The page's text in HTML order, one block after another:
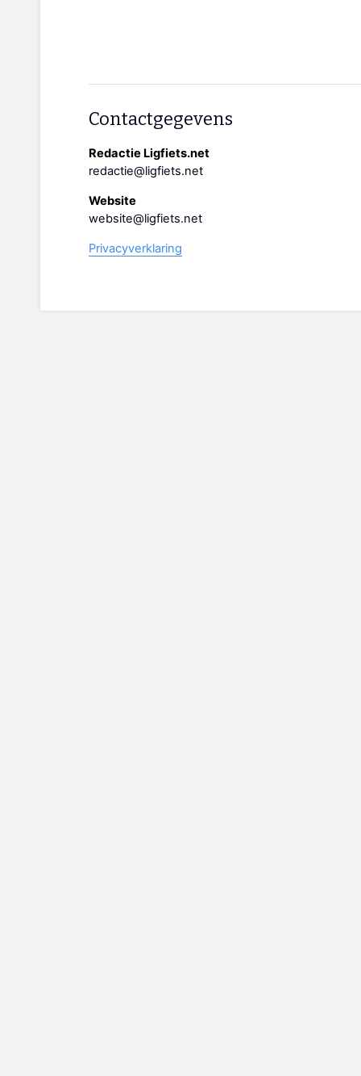
Contactgegevens
Redactie Ligfiets.net
redactie@ligfiets.net
Website
website@ligfiets.net
Privacyverklaring